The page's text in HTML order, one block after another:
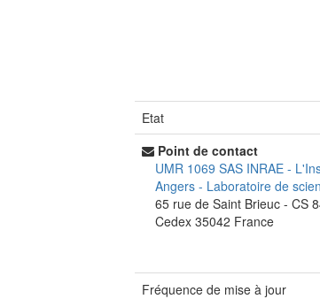
Etat
Point de contact
UMR 1069 SAS INRAE -
Angers - Laboratoire de
65 rue de Saint Brieuc - CS
Cedex 35042 France
Fréquence de mise à jour